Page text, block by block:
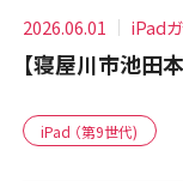
2026.06.01 iPad
【寝屋川市池田
iPad （第9世代)